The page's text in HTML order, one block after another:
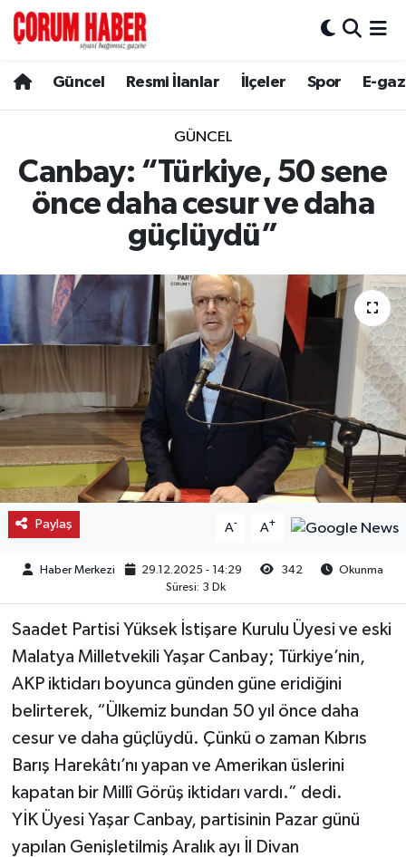
Güncel Resmi İlanlar İlçeler Spor E-
GÜNCEL
Canbay: “Türkiye, 50 sene
önce daha cesur ve daha
güçlüydü”
Paylaş A- A+
Haber Merkezi 29.12.2025 - 14:29 342
Okunma
Süresi: 3 Dk
Saadet Partisi Yüksek İstişare Kurulu Üyesi ve eski
Malatya Milletvekili Yaşar Canbay; Türkiye’nin,
AKP iktidarı boyunca günden güne eridiğini
belirterek, “Ülkemiz bundan 50 yıl önce daha
cesur ve daha güçlüydü. Çünkü o zaman Kıbrıs
Barış Harekâtı’nı yapan ve Amerikan üslerini
kapatan bir Millî Görüş iktidarı vardı.” dedi.
YİK Üyesi Yaşar Canbay, partisinin Pazar günü
yapılan Genişletilmiş Aralık ayı İl Divan
Spor
Resmi İlanlar
Alaca
Boğazkale
Dodurga
İskilip
Laçin
Mecitözü
Oğuzlar
Ortaköy
Osmancık
Sungurlu
Uğurludağ
Sağlık
Hava Durumu
Çorum Namaz Vakitleri
Trafik Durumu
Süper Lig Puan Durumu ve Fikstür
Tüm Manşetler
Son Dakika Haberleri
Haber Arşivi